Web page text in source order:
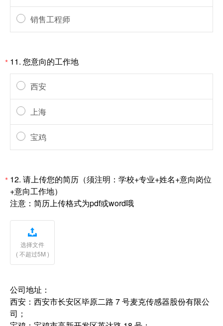
销售工程师
* 11. 您意向的工作地
西安
上海
宝鸡
* 12. 请上传您的简历（须注明：学校+专业+姓名+意向岗位
+意向工作地）
注意：简历上传格式为pdf或word哦

选择文件
( 不超过5M )
公司地址：
西安：西安市长安区毕原二路 7 号麦克传感器股份有限公
司；